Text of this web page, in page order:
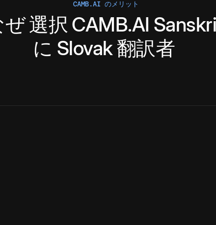
CAMB.AI のメリット
ぜ選択 CAMB.AI
に Slovak翻訳者